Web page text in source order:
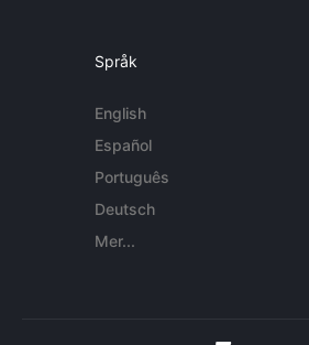
Språk
English
Español
Português
Deutsch
Mer...